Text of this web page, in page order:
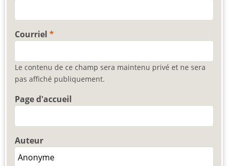
Courriel
Le contenu de ce champ sera maintenu privé et ne sera
pas affiché publiquement.
Page d'accueil
Auteur